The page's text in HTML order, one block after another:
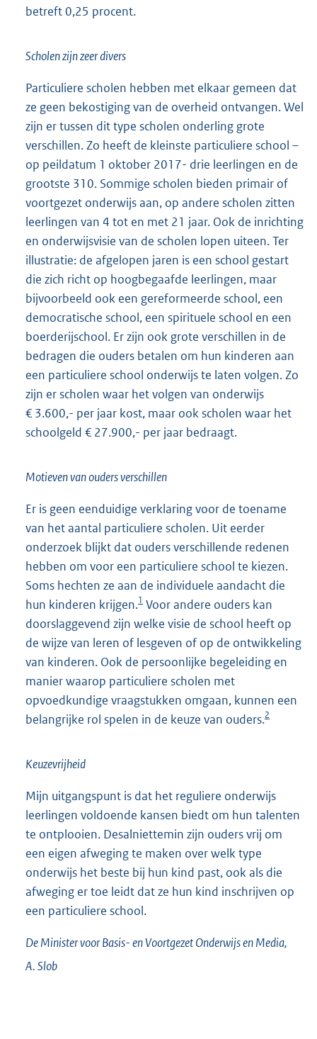
betreft 0,25 procent.
Scholen zijn zeer divers
Particuliere scholen hebben met elkaar gemeen dat
ze geen bekostiging van de overheid ontvangen. Wel
zijn er tussen dit type scholen onderling grote
verschillen. Zo heeft de kleinste particuliere school –
op peildatum 1 oktober 2017- drie leerlingen en de
grootste 310. Sommige scholen bieden primair of
voortgezet onderwijs aan, op andere scholen zitten
leerlingen van 4 tot en met 21 jaar. Ook de inrichting
en onderwijsvisie van de scholen lopen uiteen. Ter
illustratie: de afgelopen jaren is een school gestart
die zich richt op hoogbegaafde leerlingen, maar
bijvoorbeeld ook een gereformeerde school, een
democratische school, een spirituele school en een
boerderijschool. Er zijn ook grote verschillen in de
bedragen die ouders betalen om hun kinderen aan
een particuliere school onderwijs te laten volgen. Zo
zijn er scholen waar het volgen van onderwijs
€ 3.600,- per jaar kost, maar ook scholen waar het
schoolgeld € 27.900,- per jaar bedraagt.
Motieven van ouders verschillen
Er is geen eenduidige verklaring voor de toename
van het aantal particuliere scholen. Uit eerder
onderzoek blijkt dat ouders verschillende redenen
hebben om voor een particuliere school te kiezen.
Soms hechten ze aan de individuele aandacht die
hun kinderen krijgen.1 Voor andere ouders kan
doorslaggevend zijn welke visie de school heeft op
de wijze van leren of lesgeven of op de ontwikkeling
van kinderen. Ook de persoonlijke begeleiding en
manier waarop particuliere scholen met
opvoedkundige vraagstukken omgaan, kunnen een
belangrijke rol spelen in de keuze van ouders.2
Keuzevrijheid
Mijn uitgangspunt is dat het reguliere onderwijs
leerlingen voldoende kansen biedt om hun talenten
te ontplooien. Desalniettemin zijn ouders vrij om
een eigen afweging te maken over welk type
onderwijs het beste bij hun kind past, ook als die
afweging er toe leidt dat ze hun kind inschrijven op
een particuliere school.
De Minister voor Basis- en Voortgezet Onderwijs en Media,
A.Slob